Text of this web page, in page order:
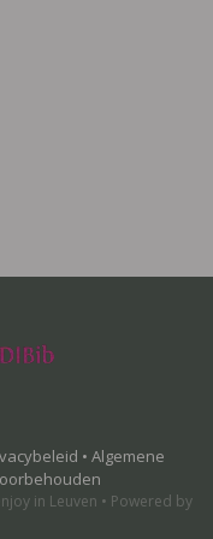
• Algemene
in Leuven • Powered by